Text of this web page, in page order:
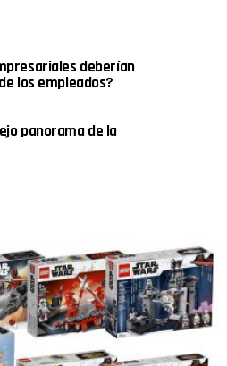
deberían
los empleados?
panorama de la